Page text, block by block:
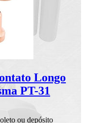
Longo
PT-31
ou depósito